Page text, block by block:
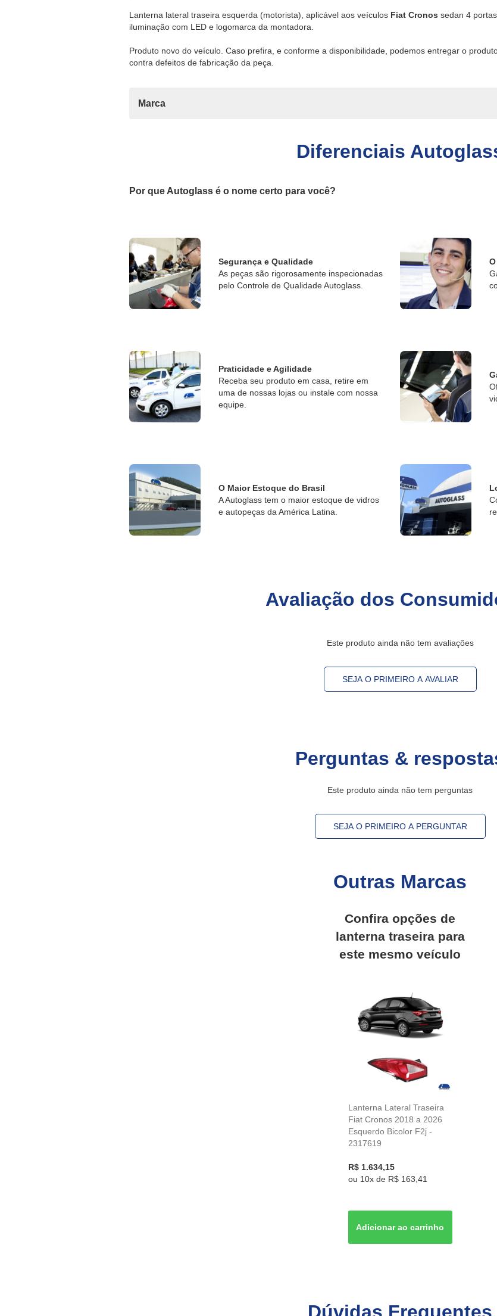
Lanterna lateral traseira esquerda (motorista), aplicável aos veículos Fiat Cronos sedan 4
iluminação com LED e logomarca da montadora.
Produto novo do veículo. Caso prefira, e conforme a disponibilidade, podemos entregar o
contra defeitos de fabricação da peça.
Marca
Diferenciais
Por que Autoglass é o nome certo para você?
Segurança e Qualidade
As peças são rigorosamente inspecionadas
pelo Controle de Qualidade Autoglass.
Praticidade e Agilidade
Receba seu produto em casa, retire em
uma de nossas lojas ou instale com nossa
equipe.
O Maior Estoque do Brasil
A Autoglass tem o maior estoque de vidros
e autopeças da América Latina.
Avaliação dos
Este produto ainda não tem avaliações
SEJA O PRIMEIRO A AVALIAR
Perguntas &
Este produto ainda não tem perguntas
SEJA O PRIMEIRO A PERGUNTAR
Outras Marcas
Confira opções de
lanterna traseira para
este mesmo veículo
Lanterna Lateral Traseira
Fiat Cronos 2018 a 2026
Esquerdo Bicolor F2j -
2317619
R$ 1.634,15
ou 10xde R$ 163,41
Dúvidas Frequentes